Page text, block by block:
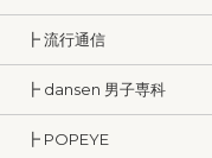
┣ 流行通信
┣ dansen 男子専科
┣ POPEYE